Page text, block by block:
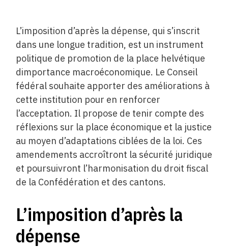
L’imposition d’après la dépense, qui s’inscrit
dans une longue tradition, est un instrument
politique de promotion de la place helvétique
dimportance macroéconomique. Le Conseil
fédéral souhaite apporter des améliorations à
cette institution pour en renforcer
l’acceptation. Il propose de tenir compte des
réflexions sur la place économique et la justice
au moyen d’adaptations ciblées de la loi. Ces
amendements accroîtront la sécurité juridique
et poursuivront l’harmonisation du droit fiscal
de la Confédération et des cantons.
L’imposition d’après la
dépense